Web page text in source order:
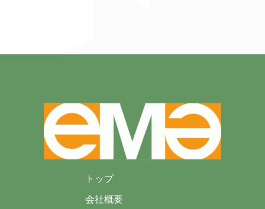
トップ
会社概要